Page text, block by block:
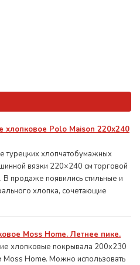
хлопковое Polo Maison 220х240
турецких хлопчатобумажных
вязки 220×240 см торговой
продаже появились стильные и
хлопка, сочетающие
Moss Home. Летнее пике.
хлопковые покрывала 200x230
Moss Home. Можно использовать